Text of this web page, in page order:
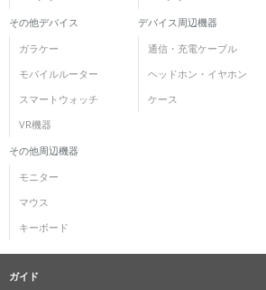
その他デバイス
ガラケー
モバイルルーター
スマートウォッチ
VR機器
デバイス周辺機器
通信・充電ケーブル
ヘッドホン・イヤホン
ケース
その他周辺機器
モニター
マウス
キーボード
ガイド